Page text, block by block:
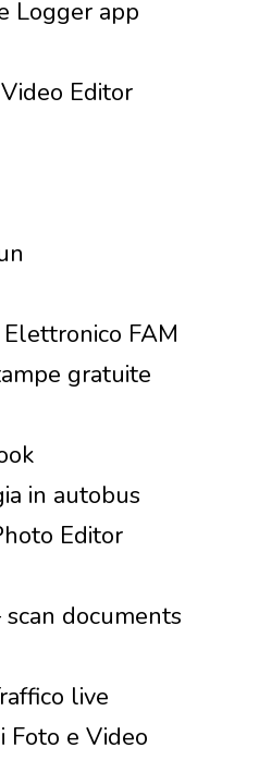
Logger app
Editor
FAM
gratuite
in autobus
Editor
scan documents
live
Foto e Video